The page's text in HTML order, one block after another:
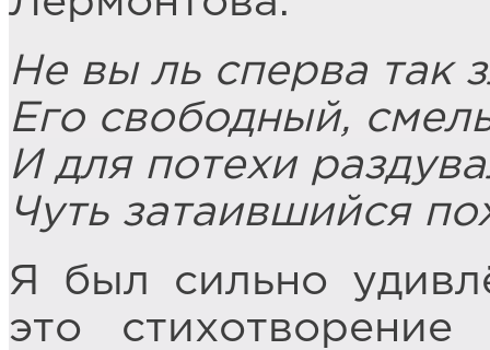
Не вы ль сперва так
Его свободный,
И для потехи
Чуть затаившийся
Я был сильно
это